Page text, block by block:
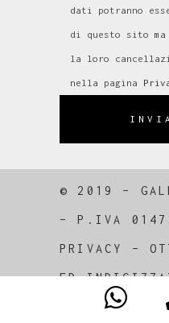
dati potranno
di questo sito
la loro
nella pagina
INVIA
© 2019 –
–P.IVA
PRIVACY –
ED
PIRAMEDIA